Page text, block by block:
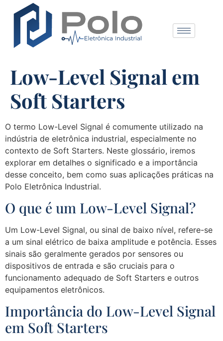
Low-Level Signal em
Soft Starters
O termo Low-Level Signal é comumente utilizado na
indústria de eletrônica industrial, especialmente no
contexto de Soft Starters. Neste glossário, iremos
explorar em detalhes o significado e a importância
desse conceito, bem como suas aplicações práticas na
Polo Eletrônica Industrial.
O que é um Low-Level Signal?
Um Low-Level Signal, ou sinal de baixo nível, refere-se
a um sinal elétrico de baixa amplitude e potência. Esses
sinais são geralmente gerados por sensores ou
dispositivos de entrada e são cruciais para o
funcionamento adequado de Soft Starters e outros
equipamentos eletrônicos.
Importância do Low-Level Signal
em Soft Starters